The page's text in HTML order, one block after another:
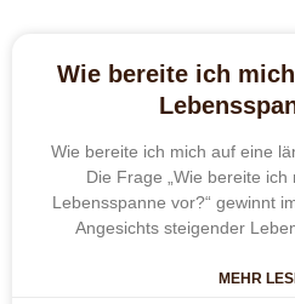
Wie bereite ich
Wie bereite ich mich auf eine
Die Frage „Wie bereite
Lebensspanne vor?“ gewinnt
Angesichts steigender
MEHR